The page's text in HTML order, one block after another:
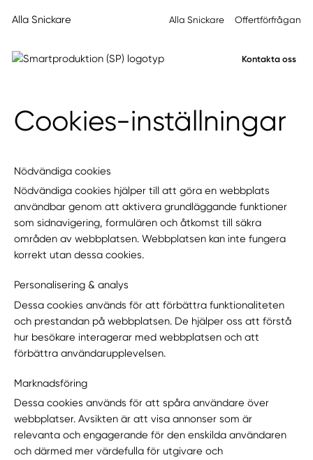
Alla Snickare Alla Snickare Offertförfrågan
Kontakta oss
Cookies-inställningar
Nödvändiga cookies
Nödvändiga cookies hjälper till att göra en webbplats
användbar genom att aktivera grundläggande funktioner
som sidnavigering, formulären och åtkomst till säkra
områden av webbplatsen. Webbplatsen kan inte fungera
korrekt utan dessa cookies.
Personalisering & analys
Dessa cookies används för att förbättra funktionaliteten
och prestandan på webbplatsen. De hjälper oss att förstå
hur besökare interagerar med webbplatsen och att
förbättra användarupplevelsen.
Marknadsföring
Dessa cookies används för att spåra användare över
webbplatser. Avsikten är att visa annonser som är
relevanta och engagerande för den enskilda användaren
och därmed mer värdefulla för utgivare och